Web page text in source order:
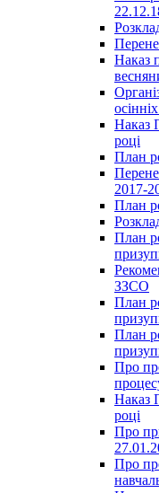
Наказ
Наказ
році
План
2017-
План
План
ЗЗСО
План
План
Про
Наказ
році
Про
Про